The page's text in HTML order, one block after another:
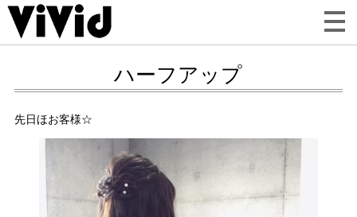
ハーフアップ
先日ほお客様☆